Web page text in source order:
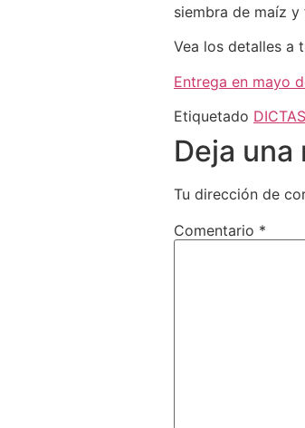
siembra de maíz
Vea los detalles a
Entrega en mayo
Etiquetado DICTA
Deja
Tu dirección de
Comentario *